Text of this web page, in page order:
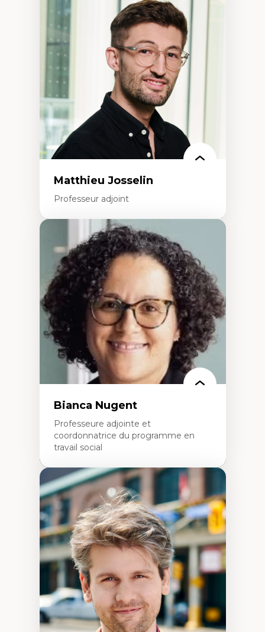
Neuropsychiatrie et neurosciences
Direction d'essais cliniques
Analyse des politiques et pratiques en santé
mentale
Développement de protocoles d'essais
cliniques
Collaboration interfonctionnelle
Leadership en recherche clinique
Développement de cadres politiques
Collaboration avec des entreprises
pharmaceutiques
Rédaction de publications et de rapports
politiques
Enseignement et mentorat
Matthieu Josselin
Professeur adjoint
Expertises
Ethnographie critique des environnements
d’apprentissage des étudiant.e.s
Approche transdisciplinaire des
compétences socioaffectives et
interculturelles
Didactique des langues secondes et
compétence pragmatique
Andragogie
Méthodologies de recherche qualitative
Bianca Nugent
Professeure adjointe et
coordonnatrice du programme en
travail social
Expertises
Travail social, action et justice sociale
Fondements de l’intervention et des
nouvelles pratiques en travail social et en
éducation inclusive
Minorités linguistiques, offre active et
francophonie plurielle en contexte
linguistique minoritaire
Études critiques sur le handicap, la
neurodiversité, l'agentivité et les injustices
épistémiques
Intersectionnalité et réalités 2SLGBTQ+
Méthodes d’interventions et approches
antiraciste, décoloniale, anti-oppressive
Approche interculturelle critique